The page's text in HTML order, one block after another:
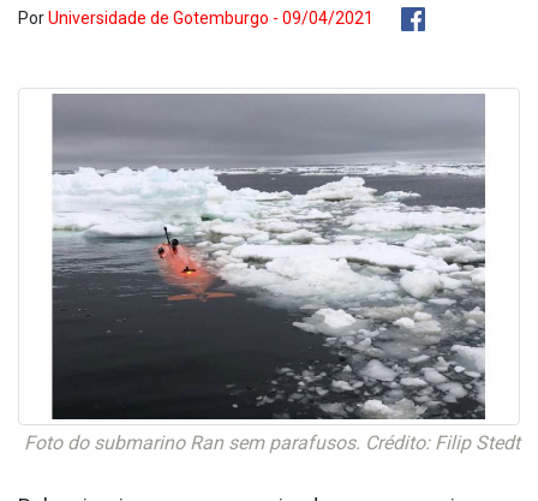
PorUniversidade de Gotemburgo - 09/04/2021
Foto do submarino Ran sem parafusos. Crédito: Filip Stedt